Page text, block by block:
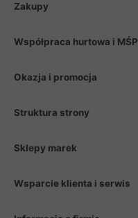
Zakupy
Współpraca hurtowa i MŚP
Okazja i promocja
Struktura strony
Sklepy marek
Wsparcie klienta i serwis